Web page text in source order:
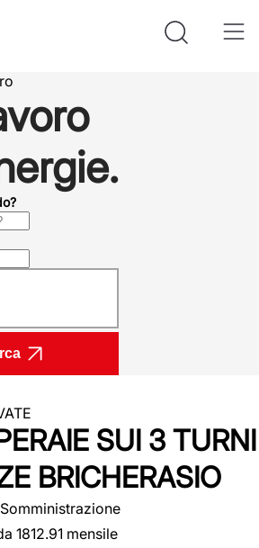
SUI 3 TURNI
BRICHERASIO
Somministrazione
1812.91 mensile